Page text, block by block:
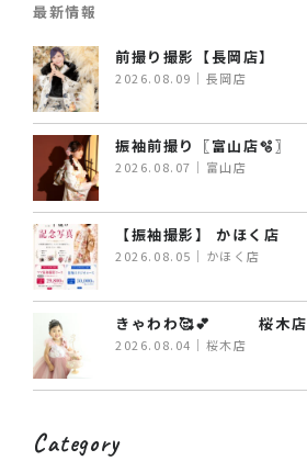
最新情報
前撮り撮影【長岡店】
2026.08.09｜長岡店
振袖前撮り〖富山店🫧〗
2026.08.07｜富山店
【振袖撮影】 かほく店
2026.08.05｜かほく店
きゃわわ🥰💕 桜木店
2026.08.04｜桜木店
Category